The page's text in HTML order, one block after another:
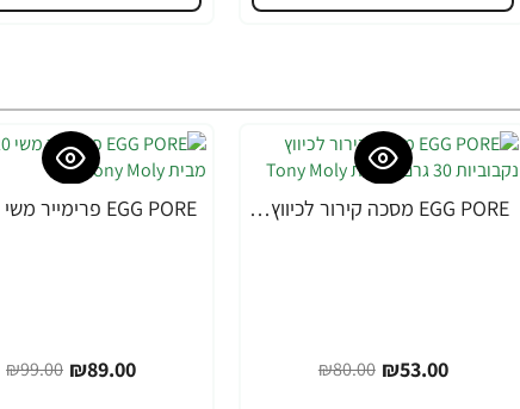
-34% EGG PORE מסכה קירור לכיווץ נקבוביות 30 גרם - מבית Tony Moly
₪53.00
₪80.00
-10%
₪89.00
₪99.00